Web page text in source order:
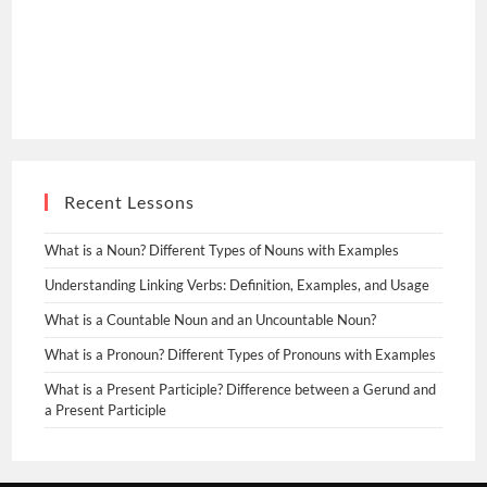
Recent Lessons
What is a Noun? Different Types of Nouns with Examples
Understanding Linking Verbs: Definition, Examples, and Usage
What is a Countable Noun and an Uncountable Noun?
What is a Pronoun? Different Types of Pronouns with Examples
What is a Present Participle? Difference between a Gerund and
a Present Participle